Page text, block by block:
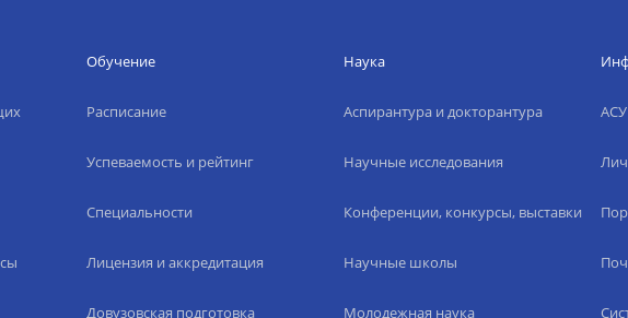
Обучение
Расписание
Успеваемость и рейтинг
Специальности
Лицензия и аккредитация
Довузовская подготовка
Наука
Аспирантура и докторантура
Научные исследования
Конференции, конкурсы, выставки
Научные школы
Молодежная наука
АСУ